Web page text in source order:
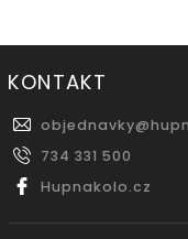
KONTAKT
objednavky@
734 331 500
Hupnakolo.cz